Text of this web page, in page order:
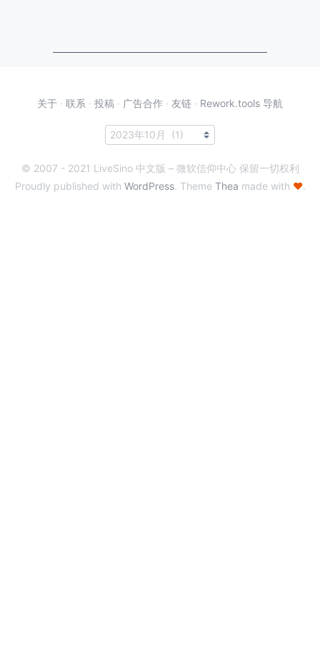
关于 · 联系 · 投稿 · 广告合作 · 友链 · Rework.tools 导航
© 2007 - 2021 LiveSino 中文版 – 微软信仰中心 保留一切权利
Proudly published with WordPress. Theme Thea made with ♥.